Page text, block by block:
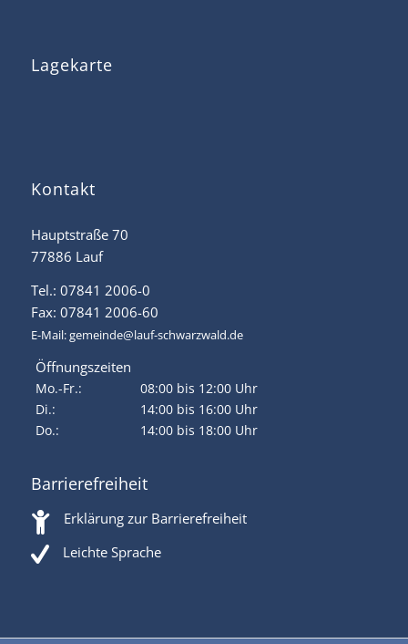
Lagekarte
Kontakt
Hauptstraße 70
77886 Lauf
Tel.: 07841 2006-0
Fax: 07841 2006-60
E-Mail:gemeinde@lauf-schwarzwald.de
Öffnungszeiten
Mo.-Fr.:
08:00 bis 12:00 Uhr
Di.:
14:00 bis 16:00 Uhr
Do.:
14:00 bis 18:00 Uhr
Barrierefreiheit
Erklärung zur Barrierefreiheit
Leichte Sprache